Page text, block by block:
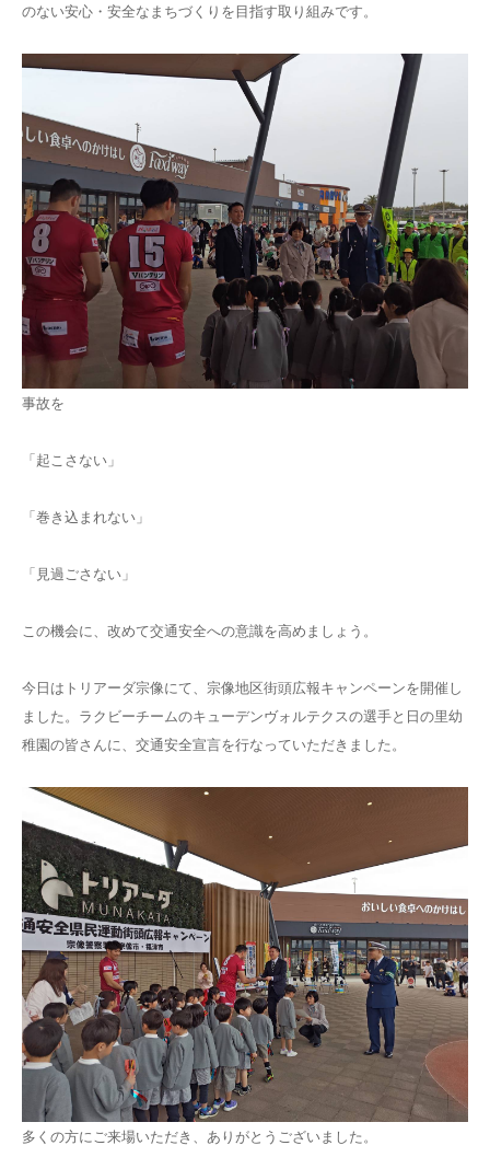
のない安心・安全なまちづくりを目指す取り組みです。
事故を
「起こさない」
「巻き込まれない」
「見過ごさない」
この機会に、改めて交通安全への意識を高めましょう。
今日はトリアーダ宗像にて、宗像地区街頭広報キャンペーンを開催し
ました。ラクビーチームのキューデンヴォルテクスの選手と日の里幼
稚園の皆さんに、交通安全宣言を行なっていただきました。
多くの方にご来場いただき、ありがとうございました。